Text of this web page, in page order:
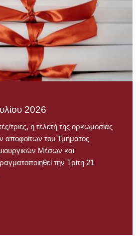
2026
τριες, η τελετή της ορκωμοσίας
αποφοίτων του Τμήματος
Μέσων και
την Τρίτη 21